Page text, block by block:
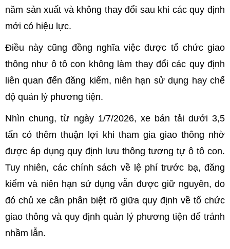
năm sản xuất và không thay đổi sau khi các quy định
mới có hiệu lực.
Điều này cũng đồng nghĩa việc được tổ chức giao
thông như ô tô con không làm thay đổi các quy định
liên quan đến đăng kiểm, niên hạn sử dụng hay chế
độ quản lý phương tiện.
Nhìn chung, từ ngày 1/7/2026, xe bán tải dưới 3,5
tấn có thêm thuận lợi khi tham gia giao thông nhờ
được áp dụng quy định lưu thông tương tự ô tô con.
Tuy nhiên, các chính sách về lệ phí trước bạ, đăng
kiểm và niên hạn sử dụng vẫn được giữ nguyên, do
đó chủ xe cần phân biệt rõ giữa quy định về tổ chức
giao thông và quy định quản lý phương tiện để tránh
nhầm lẫn.